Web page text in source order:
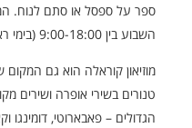
ספר על ספסל או סתם לנוח.
השבוע בין 9:00-18:00 (בימי ראשון עד 13:00).
מוזיאון קוראלה הוא גם המקום
טנורים בשירי אופרה ושירים
הגדולים – פאבארוטי, דומינגו